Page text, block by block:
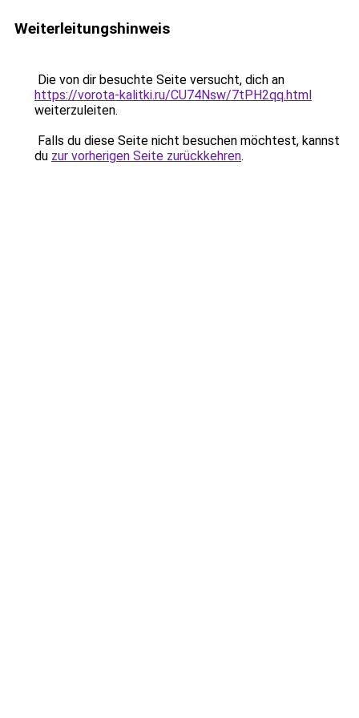
Weiterleitungshinweis
Die von dir besuchte Seite versucht, dich an
https://vorota-kalitki.ru/CU74Nsw/7tPH2qq.html
weiterzuleiten.
Falls du diese Seite nicht besuchen möchtest, kannst
du zur vorherigen Seite zurückkehren.